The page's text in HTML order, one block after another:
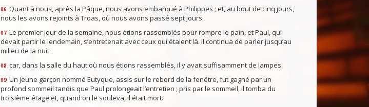
06 Quant à nous, après la Pâque, nous avons embarqué à Philippes ; et, au bout de cinq jours,
nous les avons rejoints à Troas, où nous avons passé sept jours.
07 Le premier jour de la semaine, nous étions rassemblés pour rompre le pain, et Paul, qui
devait partir le lendemain, s’entretenait avec ceux qui étaient là. Il continua de parler jusqu’au
milieu de la nuit,
08 car, dans la salle du haut où nous étions rassemblés, il y avait suffisamment de lampes.
09 Un jeune garçon nommé Eutyque, assis sur le rebord de la fenêtre, fut gagné par un
profond sommeil tandis que Paul prolongeait l’entretien ; pris par le sommeil, il tomba du
troisième étage et, quand on le souleva, il était mort.